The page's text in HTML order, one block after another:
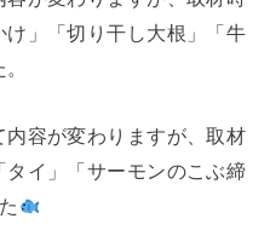
」「切り干し大根」「牛
容が変わりますが、取材
イ」「サーモンのこぶ締